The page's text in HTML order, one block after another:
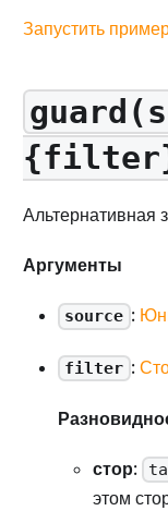
Запустить
Альтернативная
Аргументы
source :
filter :
стор:
этом